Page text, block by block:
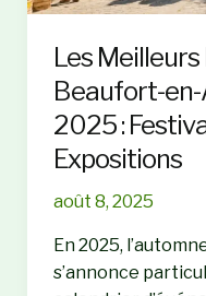
Les
Beaufort-
2025 :
Expositions
août 8, 2025
En 2025,
s’annonce